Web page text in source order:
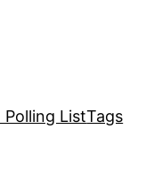
ListTags